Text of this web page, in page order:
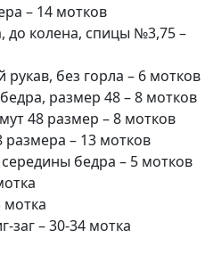
– 14 мотков
до колена, спицы №3,75 –
без горла – 6 мотков
размер 48 – 8 мотков
48 размер – 8 мотков
– 13 мотков
бедра – 5 мотков
заг – 30-34 мотка